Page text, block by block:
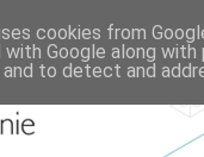
cookies from
with Google along
to detect and